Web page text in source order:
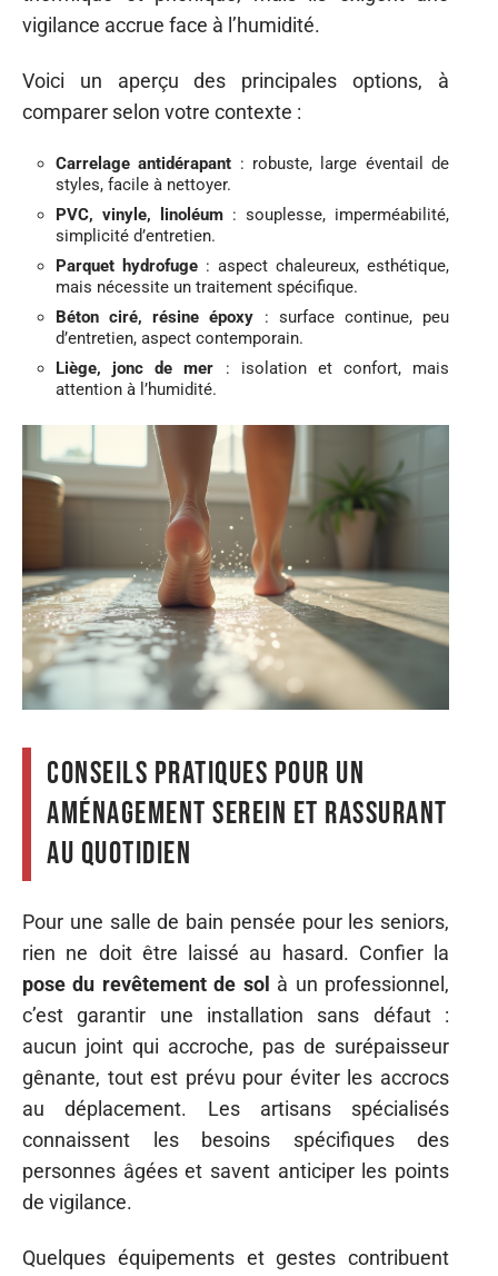
vigilance accrue face à l’humidité.
Voici un aperçu des principales options, à
comparer selon votre contexte :
Carrelage antidérapant : robuste, large éventail de
styles, facile à nettoyer.
PVC, vinyle, linoléum : souplesse, imperméabilité,
simplicité d’entretien.
Parquet hydrofuge : aspect chaleureux, esthétique,
mais nécessite un traitement spécifique.
Béton ciré, résine époxy : surface continue, peu
d’entretien, aspect contemporain.
Liège, jonc de mer : isolation et confort, mais
attention à l’humidité.
Conseils pratiques pour un
aménagement serein et rassurant
au quotidien
Pour une salle de bain pensée pour les seniors,
rien ne doit être laissé au hasard. Confier la
pose du revêtement de sol à un professionnel,
c’est garantir une installation sans défaut :
aucun joint qui accroche, pas de surépaisseur
gênante, tout est prévu pour éviter les accrocs
au déplacement. Les artisans spécialisés
connaissent les besoins spécifiques des
personnes âgées et savent anticiper les points
de vigilance.
Quelques équipements et gestes contribuent